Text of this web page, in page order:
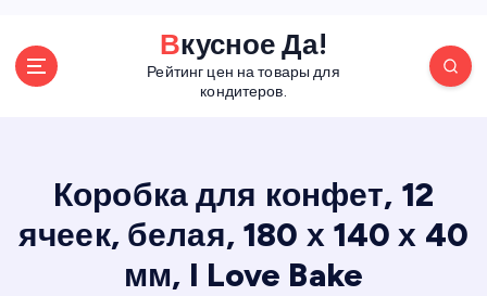
Вкусное Да!
Рейтинг цен на товары для
кондитеров.
Коробка для конфет, 12
ячеек, белая, 180 х 140 х 40
мм, I Love Bake